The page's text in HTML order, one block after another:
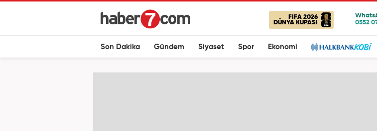
FIFA 2026
DÜNYA KUPASI
Son Dakika Gündem Siyaset Spor Ekonomi